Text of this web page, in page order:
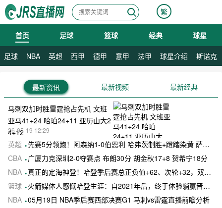
繁
首页 足球 篮球 经典 球星
足球 NBA 英超 西甲 德甲 意甲 法甲 球星介绍 斯诺克
最新资讯 最新视频 最新经典
马刺双加时胜雷霆抢占先机 文班
亚马41+24 哈珀24+11 亚历山大2
4+12
26-05-19 12:29
英超
先赛5分领跑！阿森纳1-0伯恩利 哈弗茨制胜+蹬踏染黄 萨卡献助攻
CBA
广厦力克深圳2-0夺赛点 布朗30分 胡金秋17+8 贺希宁18分
NBA 真正的定海神登！哈登季后赛总正负值+62、次轮+32，双数据领跑骑士全队
篮球
火箭媒体人感慨哈登生涯：自2021年后，终于体验躺赢晋级滋味
NBA 05月19日 NBA季后赛西部决赛G1 马刺vs雷霆直播前瞻分析
08月06日 星期四